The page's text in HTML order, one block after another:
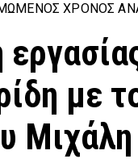
ΧΡΌΝΟΣ
με